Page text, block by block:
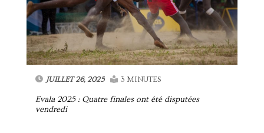
JUILLET 26, 2025 3 MINUTES
Evala 2025 : Quatre finales ont été disputées
vendredi